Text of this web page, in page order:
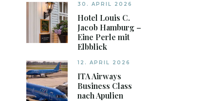
30. APRIL 2026
Hotel Louis C.
Jacob Hamburg –
Eine Perle mit
Elbblick
12. APRIL 2026
ITA Airways
Business Class
nach Apulien